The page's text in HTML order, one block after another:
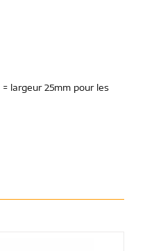
largeur 25mm pour les